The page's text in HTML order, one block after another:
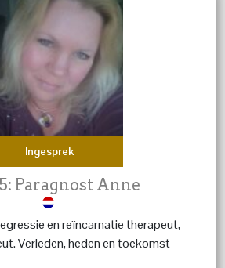
Ingesprek
Paragnost Anne
en reïncarnatie therapeut,
Verleden, heden en toekomst